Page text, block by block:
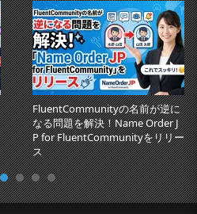
FluentCommunityの名前が逆に
なる問題を解決！Name Order J
P for FluentCommunityをリリー
ス